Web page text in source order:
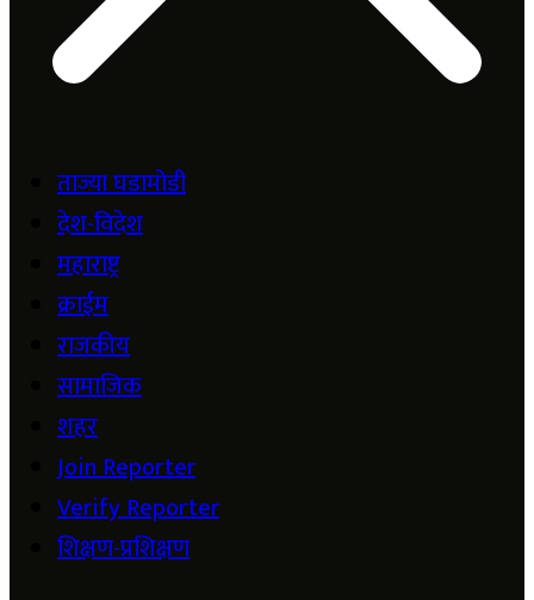
ताज्या घडामोडी
देश-विदेश
महाराष्ट्र
क्राईम
राजकीय
सामाजिक
शहर
Join Reporter
Verify Reporter
शिक्षण-प्रशिक्षण